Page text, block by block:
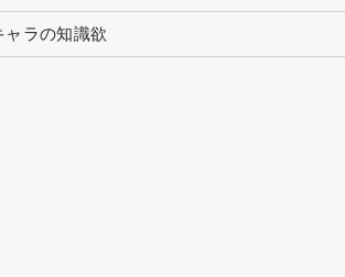
ャラの知識欲